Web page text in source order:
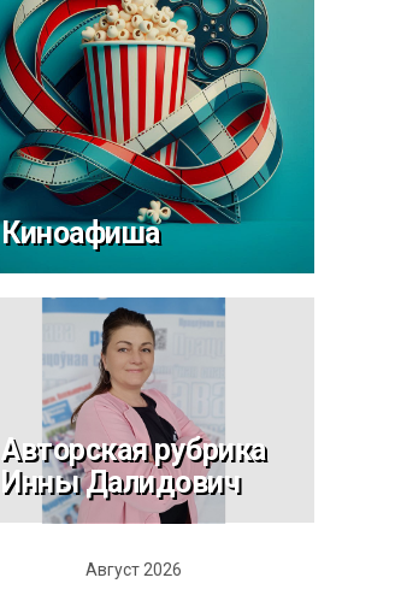
Киноафиша
Авторская рубрика
Инны Далидович
Август 2026